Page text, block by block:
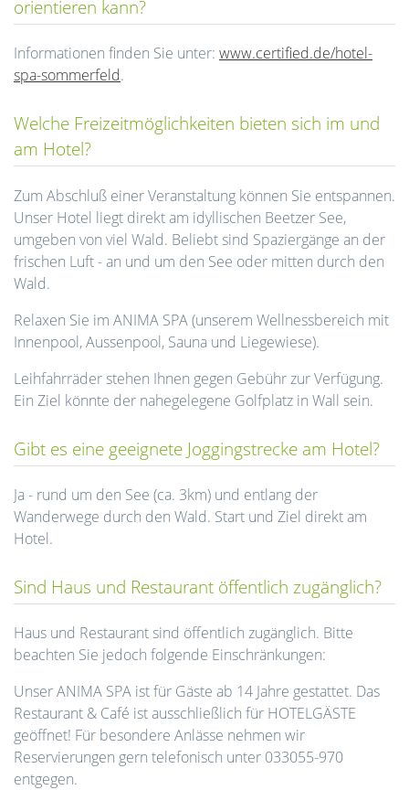
orientieren kann?
Informationen finden Sie unter: www.certified.de/hotel-
spa-sommerfeld.
Welche Freizeitmöglichkeiten bieten sich im und
am Hotel?
Zum Abschluß einer Veranstaltung können Sie entspannen.
Unser Hotel liegt direkt am idyllischen Beetzer See,
umgeben von viel Wald. Beliebt sind Spaziergänge an der
frischen Luft - an und um den See oder mitten durch den
Wald.
Relaxen Sie im ANIMA SPA (unserem Wellnessbereich mit
Innenpool, Aussenpool, Sauna und Liegewiese).
Leihfahrräder stehen Ihnen gegen Gebühr zur Verfügung.
Ein Ziel könnte der nahegelegene Golfplatz in Wall sein.
Gibt es eine geeignete Joggingstrecke am Hotel?
Ja - rund um den See (ca. 3km) und entlang der
Wanderwege durch den Wald. Start und Ziel direkt am
Hotel.
Sind Haus und Restaurant öffentlich zugänglich?
Haus und Restaurant sind öffentlich zugänglich. Bitte
beachten Sie jedoch folgende Einschränkungen:
Unser ANIMA SPA ist für Gäste ab 14 Jahre gestattet. Das
Restaurant & Café ist ausschließlich für HOTELGÄSTE
geöffnet! Für besondere Anlässe nehmen wir
Reservierungen gern telefonisch unter 033055-970
entgegen.